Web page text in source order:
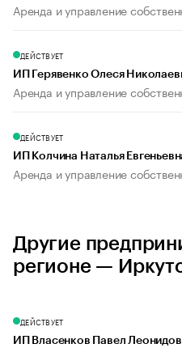
Аренда и управление
ДЕЙСТВУЕТ
ИП Герявенко Олеся
Аренда и управление
ДЕЙСТВУЕТ
ИП Колчина Наталья
Аренда и управление
Другие
регионе —
ДЕЙСТВУЕТ
ИП Власенков Павел